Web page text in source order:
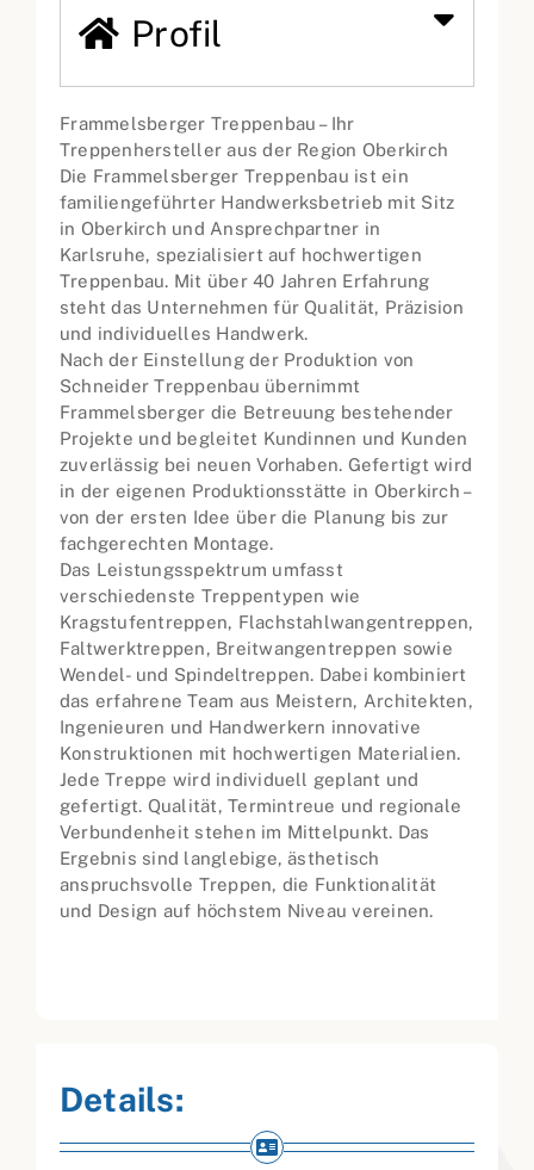
Profil
Frammelsberger Treppenbau – Ihr
Treppenhersteller aus der Region Oberkirch
Die Frammelsberger Treppenbau ist ein
familiengeführter Handwerksbetrieb mit Sitz
in Oberkirch und Ansprechpartner in
Karlsruhe, spezialisiert auf hochwertigen
Treppenbau. Mit über 40 Jahren Erfahrung
steht das Unternehmen für Qualität, Präzision
und individuelles Handwerk.
Nach der Einstellung der Produktion von
Schneider Treppenbau übernimmt
Frammelsberger die Betreuung bestehender
Projekte und begleitet Kundinnen und Kunden
zuverlässig bei neuen Vorhaben. Gefertigt wird
in der eigenen Produktionsstätte in Oberkirch –
von der ersten Idee über die Planung bis zur
fachgerechten Montage.
Das Leistungsspektrum umfasst
verschiedenste Treppentypen wie
Kragstufentreppen, Flachstahlwangentreppen,
Faltwerktreppen, Breitwangentreppen sowie
Wendel- und Spindeltreppen. Dabei kombiniert
das erfahrene Team aus Meistern, Architekten,
Ingenieuren und Handwerkern innovative
Konstruktionen mit hochwertigen Materialien.
Jede Treppe wird individuell geplant und
gefertigt. Qualität, Termintreue und regionale
Verbundenheit stehen im Mittelpunkt. Das
Ergebnis sind langlebige, ästhetisch
anspruchsvolle Treppen, die Funktionalität
und Design auf höchstem Niveau vereinen.
Details: